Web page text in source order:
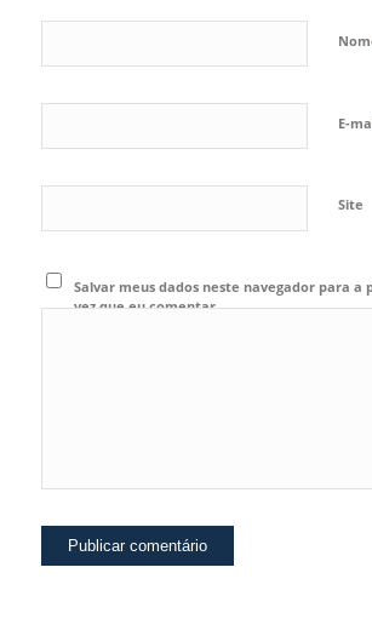
E-
Site
Salvar meus dados neste navegador para a
vez que eu comentar.